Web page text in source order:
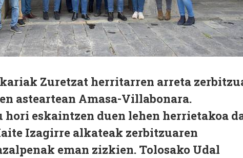
Zuretzat herritarren arreta
asteartean Amasa-Villabonara.
hori eskaintzen duen lehen herrietakoa
Izagirre alkateak zerbitzuaren
eman zizkien. Tolosako Udal